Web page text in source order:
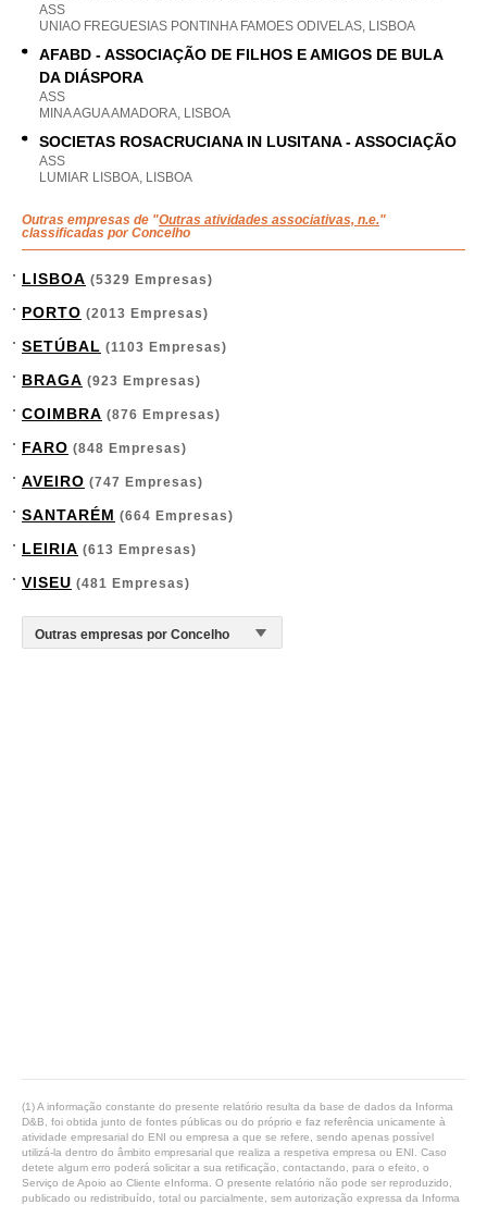
ASS
UNIAO FREGUESIAS PONTINHA FAMOES ODIVELAS, LISBOA
AFABD - ASSOCIAÇÃO DE FILHOS E AMIGOS DE BULA
DA DIÁSPORA
ASS
MINA AGUA AMADORA, LISBOA
SOCIETAS ROSACRUCIANA IN LUSITANA - ASSOCIAÇÃO
ASS
LUMIAR LISBOA, LISBOA
Outras empresas de "Outras atividades associativas, n.e."
classificadas por Concelho
LISBOA (5329 Empresas)
PORTO (2013 Empresas)
SETÚBAL (1103 Empresas)
BRAGA (923 Empresas)
COIMBRA (876 Empresas)
FARO (848 Empresas)
AVEIRO (747 Empresas)
SANTARÉM (664 Empresas)
LEIRIA (613 Empresas)
VISEU (481 Empresas)
(1) A informação constante do presente relatório resulta da base de dados da Informa
D&B, foi obtida junto de fontes públicas ou do próprio e faz referência unicamente à
atividade empresarial do ENI ou empresa a que se refere, sendo apenas possível
utilizá-la dentro do âmbito empresarial que realiza a respetiva empresa ou ENI. Caso
detete algum erro poderá solicitar a sua retificação, contactando, para o efeito, o
Serviço de Apoio ao Cliente eInforma. O presente relatório não pode ser reproduzido,
publicado ou redistribuído, total ou parcialmente, sem autorização expressa da Informa